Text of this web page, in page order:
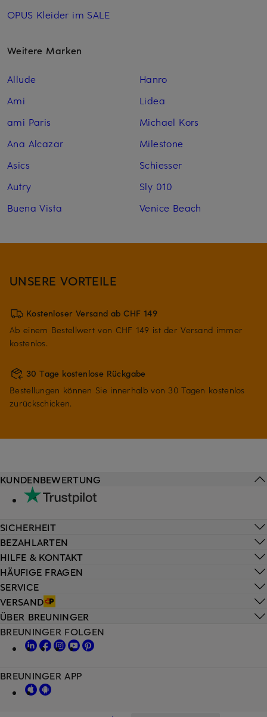
OPUS Kleider im SALE
Weitere Marken
Allude
Ami
ami Paris
Ana Alcazar
Asics
Autry
Buena Vista
Hanro
Lidea
Michael Kors
Milestone
Schiesser
Sly 010
Venice Beach
UNSERE VORTEILE
Kostenloser Versand ab CHF 149
Ab einem Bestellwert von CHF 149 ist der Versand immer
kostenlos.
30 Tage kostenlose Rückgabe
Bestellungen können Sie innerhalb von 30 Tagen kostenlos
zurückschicken.
HILFE & KONTAKT
HÄUFIGE FRAGEN
SERVICE
VERSAND
KUNDENBEWERTUNG
SICHERHEIT
BEZAHLARTEN
ÜBER BREUNINGER
BREUNINGER FOLGEN
BREUNINGER APP